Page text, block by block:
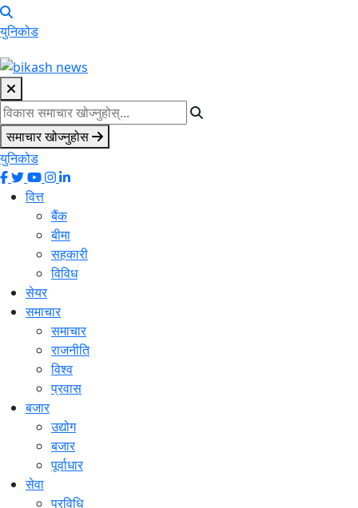
युनिकोड
समाचार खोज्नुहोस
युनिकोड
वित्त
बैंक
बीमा
सहकारी
विविध
सेयर
समाचार
समाचार
राजनीति
विश्व
प्रवास
बजार
उद्योग
बजार
पूर्वाधार
सेवा
प्रविधि